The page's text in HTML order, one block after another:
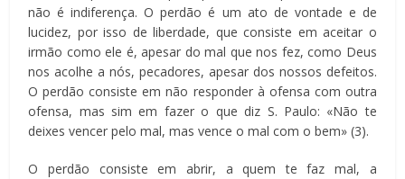
não é indiferença. O perdão é um ato de vontade e de
lucidez, por isso de liberdade, que consiste em aceitar o
irmão como ele é, apesar do mal que nos fez, como Deus
nos acolhe a nós, pecadores, apesar dos nossos defeitos.
O perdão consiste em não responder à ofensa com outra
ofensa, mas sim em fazer o que diz S. Paulo: «Não te
deixes vencer pelo mal, mas vence o mal com o bem» (3).
O perdão consiste em abrir, a quem te faz mal, a